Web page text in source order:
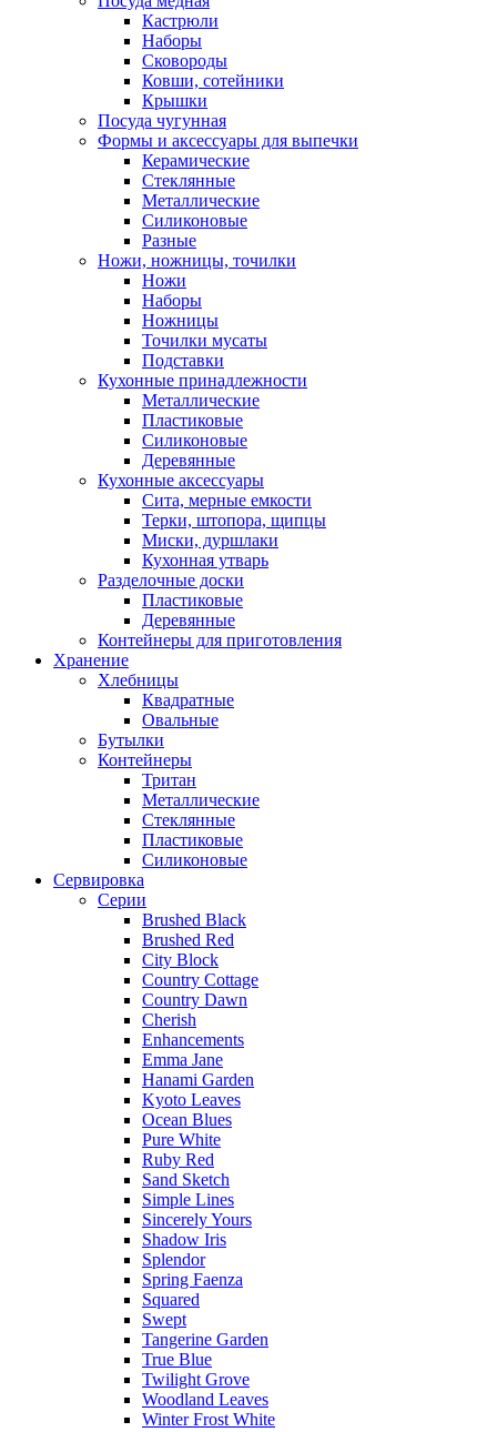
Кастрюли
Наборы
Сковороды
Ковши, сотейники
Крышки
Посуда чугунная
Формы и аксессуары для выпечки
Керамические
Стеклянные
Металлические
Силиконовые
Разные
Ножи, ножницы, точилки
Ножи
Наборы
Ножницы
Точилки мусаты
Подставки
Кухонные принадлежности
Металлические
Пластиковые
Силиконовые
Деревянные
Кухонные аксессуары
Сита, мерные емкости
Терки, штопора, щипцы
Миски, дуршлаки
Кухонная утварь
Разделочные доски
Пластиковые
Деревянные
Контейнеры для приготовления
Хранение
Хлебницы
Квадратные
Овальные
Бутылки
Контейнеры
Тритан
Металлические
Стеклянные
Пластиковые
Силиконовые
Сервировка
Серии
Brushed Black
Brushed Red
City Block
Country Cottage
Country Dawn
Cherish
Enhancements
Emma Jane
Hanami Garden
Kyoto Leaves
Ocean Blues
Pure White
Ruby Red
Sand Sketch
Simple Lines
Sincerely Yours
Shadow Iris
Splendor
Spring Faenza
Squared
Swept
Tangerine Garden
True Blue
Twilight Grove
Woodland Leaves
Winter Frost White